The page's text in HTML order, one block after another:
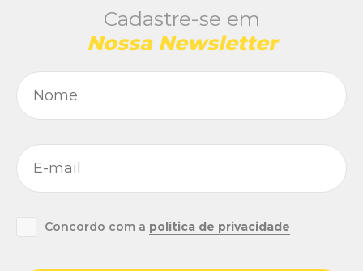
Cadastre-se em
Nossa Newsletter
Concordo com a política de privacidade